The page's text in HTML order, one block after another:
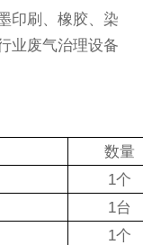
印刷、橡胶、染
业废气治理设备
数量
1个
1台
1个